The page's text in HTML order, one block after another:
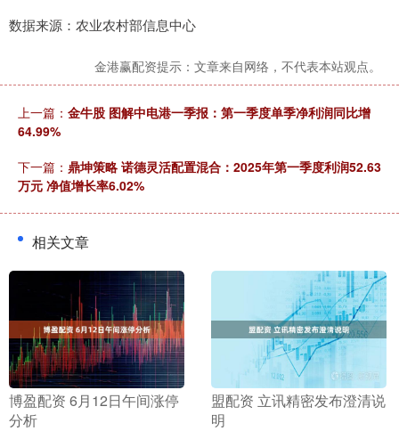
数据来源：农业农村部信息中心
金港赢配资提示：文章来自网络，不代表本站观点。
上一篇： 金牛股 图解中电港一季报：第一季度单季净利润同比增
64.99%
下一篇： 鼎坤策略 诺德灵活配置混合：2025年第一季度利润52.63
万元 净值增长率6.02%
相关文章
​博盈配资 6月12日午间涨停
分析
​盟配资 立讯精密发布澄清说
明